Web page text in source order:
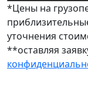
*Цены на
уточнения
**оставляя